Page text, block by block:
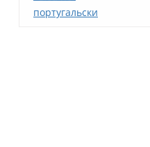
португальски